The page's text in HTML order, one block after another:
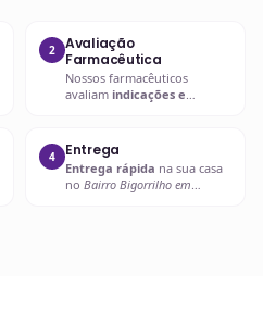
2
Avaliação
Farmacêutica
Nossos farmacêuticos
avaliam indicações e
4 Entrega
Entrega rápida na sua casa
no Bairro Bigorrilho em